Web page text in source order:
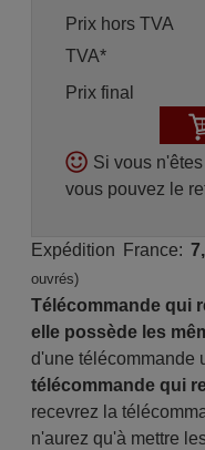
Prix hors TVA
TVA*
Prix final
Si vous
vous pouvez le
Expédition France:
ouvrés)
Télécommande qui
elle possède les
d'une télécommande
télécommande qui
recevrez la
n'aurez qu'à mettre